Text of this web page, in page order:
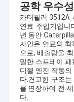
공학 우수
카터필러 3512A
연료 주입기입니
년 동안
자인은 연료의
으로, 배출량을
밀한 스프레이
디젤 엔진 작동
다.견고한 구조
을 연장하여 전
다.